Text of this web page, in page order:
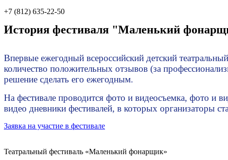
+7 (812) 635-22-50
История фестиваля "Маленький
Впервые ежегодный всероссийский детский
количество положительных отзывов (за
решение сделать его ежегодным.
На фестивале проводится фото и видеосъемка, фото и
видео дневники фестивалей, в которых организаторы
Заявка на участие в фестивале
Театральный фестиваль «Маленький фонарщик»